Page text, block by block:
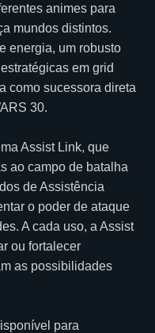
animes para
mundos distintos.
energia, um robusto
em grid
como sucessora direta
30.
Assist Link, que
ao campo de batalha
de Assistência
o poder de ataque
A cada uso, a Assist
ou fortalecer
as possibilidades
para